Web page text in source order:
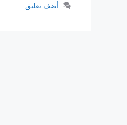
أضف تعليق